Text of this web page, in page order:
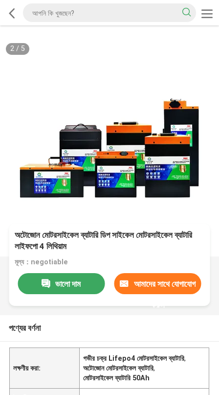
2/ 5
অটোজোন মোটরসাইকেল ব্যাটারি ডিপ সাইকেল মোটরসাইকেল ব্যাটারি
লাইফপো 4 লিথিয়াম
মূল্য：negotiable
ভালো দাম আমাদের সাথে যোগাযোগ
করুন
পণ্যের বর্ণনা
লক্ষণীয় করা:
গভীর চক্র Lifepo4 মোটরসাইকেল ব্যাটারি,
অটোজোন মোটরসাইকেল ব্যাটারি,
মোটরসাইকেল ব্যাটারি 50Ah